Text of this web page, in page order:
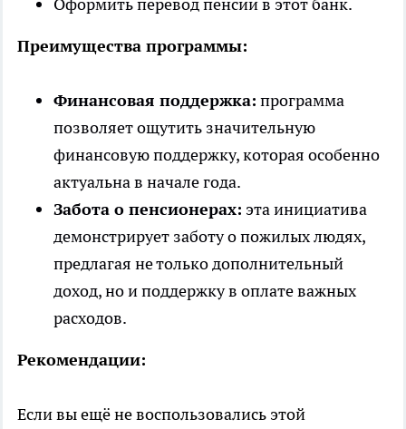
Преимущества программы:
Финансовая поддержка: программа
позволяет ощутить значительную
финансовую поддержку, которая особенно
актуальна в начале года.
Забота о пенсионерах: эта инициатива
демонстрирует заботу о пожилых людях,
предлагая не только дополнительный
доход, но и поддержку в оплате важных
расходов.
Рекомендации:
Если вы ещё не воспользовались этой